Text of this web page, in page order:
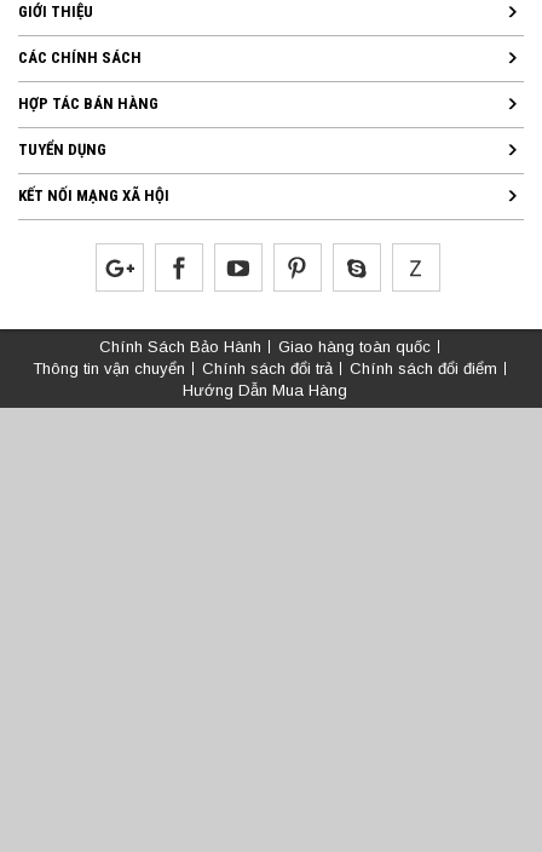
GIỚI THIỆU
CÁC CHÍNH SÁCH
HỢP TÁC BÁN HÀNG
TUYỂN DỤNG
KẾT NỐI MẠNG XÃ HỘI
Chính Sách Bảo Hành
Giao hàng toàn quốc
Thông tin vận chuyển
Chính sách đổi trả
Chính sách đổi điểm
Hướng Dẫn Mua Hàng